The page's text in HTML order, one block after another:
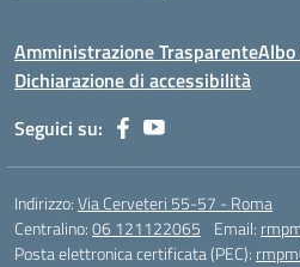
Amministrazione Trasparente
Dichiarazione di accessibilità
Seguici su:
Indirizzo:Via Cerveteri 55-57 - Roma
Centralino:06 121122065 Email:
Posta elettronica certificata (PEC):